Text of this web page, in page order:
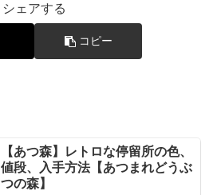
シェアする
コピー
【あつ森】レトロな停留所の色、
値段、入手方法【あつまれどうぶ
つの森】